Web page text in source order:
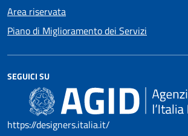
Area riservata
Piano di Miglioramento dei Servizi
SEGUICI SU
https://designers.italia.it/